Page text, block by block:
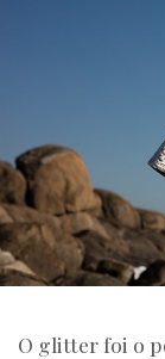
O glitter foi o